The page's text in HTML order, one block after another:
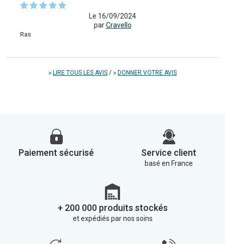
Le 16/09/2024
parCravello
Ras
LIRE TOUS LES AVIS / DONNER VOTRE AVIS
Paiement sécurisé Service client
basé en France
+ 200 000 produits stockés
et expédiés par nos soins